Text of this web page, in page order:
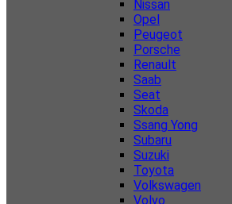
Nissan
Opel
Peugeot
Porsche
Renault
Saab
Seat
Skoda
Ssang Yong
Subaru
Suzuki
Toyota
Volkswagen
Volvo